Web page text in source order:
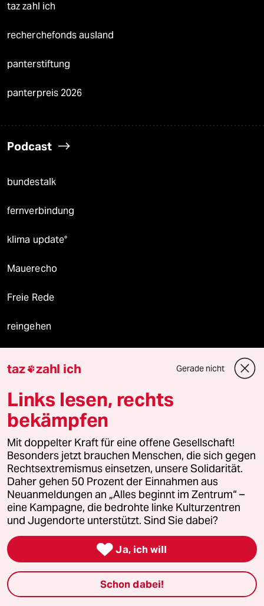
taz zahl ich
recherchefonds ausland
panterstiftung
panterpreis 2026
Podcast
bundestalk
fernverbindung
klima update°
Mauerecho
Freie Rede
reingehen
team zukunft
taz frisch
taz zahl ich
taz lab Infobrief
Veranstaltungen
Demnächst
taz zahl ich Gerade nicht
Links lesen, rechts
bekämpfen
Mit doppelter Kraft für eine offene Gesellschaft!
Besonders jetzt brauchen Menschen, die sich gegen
Rechtsextremismus einsetzen, unsere Solidarität.
Daher gehen 50 Prozent der Einnahmen aus
Neuanmeldungen an „Alles beginnt im Zentrum“ –
eine Kampagne, die bedrohte linke Kulturzentren
und Jugendorte unterstützt. Sind Sie dabei?
 Ja, ich will
Schon dabei!